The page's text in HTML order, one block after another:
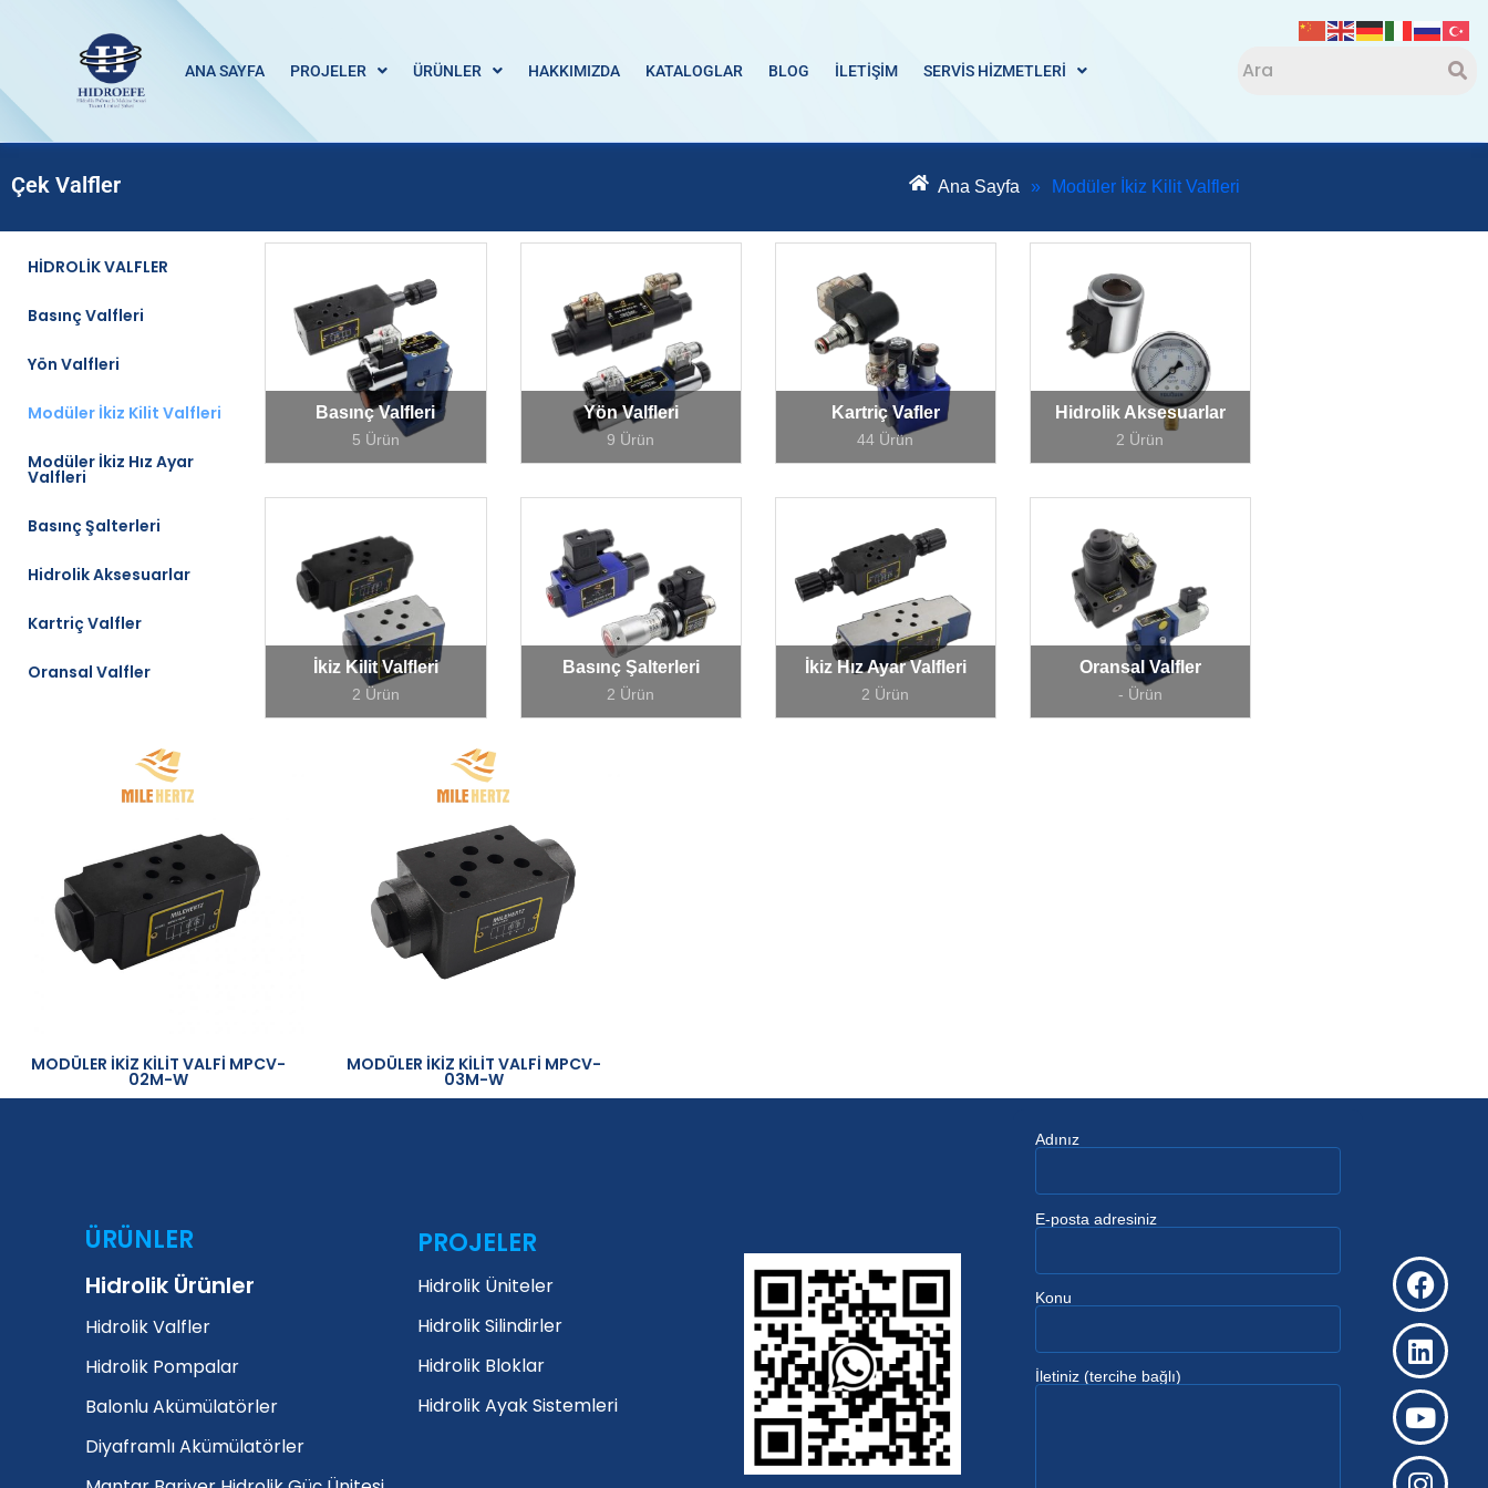
ANA SAYFA PROJELER ÜRÜNLER HAKKIMIZDA KATALOGLAR BLOG İLETİŞİM SERVİS HİZMETLERİ
Çek Valfler Ana Sayfa » Modüler İkiz Kilit Valfleri
HİDROLİK VALFLER
Basınç Valfleri
Yön Valfleri
Modüler İkiz Kilit Valfleri
Modüler İkiz Hız Ayar
Valfleri
Basınç Şalterleri
Hidrolik Aksesuarlar
Kartriç Valfler
Oransal Valfler
Basınç Valfleri
5 Ürün
Yön Valfleri
9 Ürün
Kartriç Vafler
44 Ürün
Hidrolik Aksesuarlar
2 Ürün
İkiz Kilit Valfleri
2 Ürün
Basınç Şalterleri
2 Ürün
İkiz Hız Ayar Valfleri
2 Ürün
Oransal Valfler
- Ürün
MODÜLER İKİZ KİLİT VALFİ MPCV-
02M-W
MODÜLER İKİZ KİLİT VALFİ MPCV-
03M-W
ÜRÜNLER
Hidrolik Ürünler
Hidrolik Valfler
Hidrolik Pompalar
Balonlu Akümülatörler
Diyaframlı Akümülatörler
PROJELER
Hidrolik Üniteler
Hidrolik Silindirler
Hidrolik Bloklar
Hidrolik Ayak Sistemleri
Adınız
E-posta adresiniz
Konu
İletiniz (tercihe bağlı)